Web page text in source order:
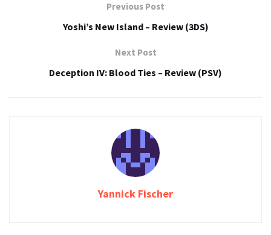
Previous Post
Yoshi’s New Island – Review (3DS)
Next Post
Deception IV: Blood Ties – Review (PSV)
Yannick Fischer